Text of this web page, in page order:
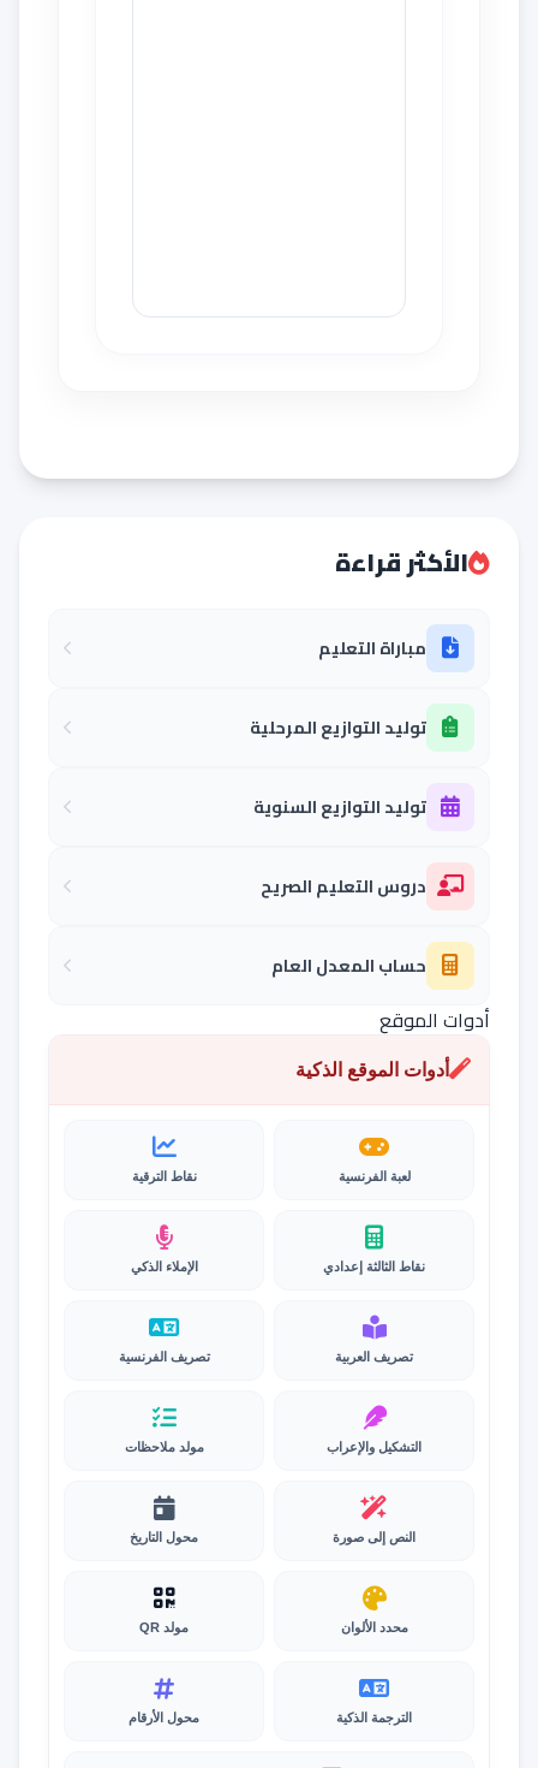
الأكثر قراءة
مباراة التعليم
توليد التوازيع المرحلية
توليد التوازيع السنوية
دروس التعليم الصريح
حساب المعدل العام
أدوات الموقع
أدوات الموقع الذكية
لعبة الفرنسية نقاط الترقية
نقاط الثالثة إعدادي الإملاء الذكي
تصريف العربية تصريف الفرنسية
التشكيل والإعراب مولد ملاحظات
النص إلى صورة محول التاريخ
محدد الألوان مولد QR
الترجمة الذكية محول الأرقام